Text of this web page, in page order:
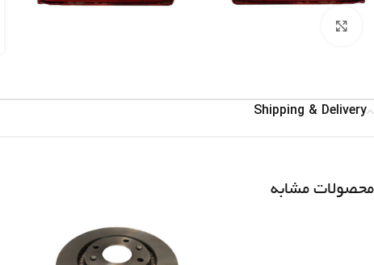
Shipping & Delivery
محصولات مشابه